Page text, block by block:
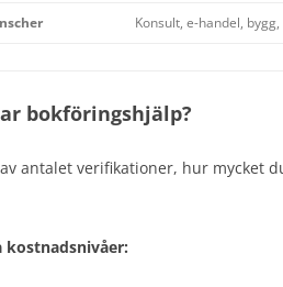
Konsult, e-handel,
bokföringshjälp?
antalet verifikationer, hur mycket
kostnadsnivåer: